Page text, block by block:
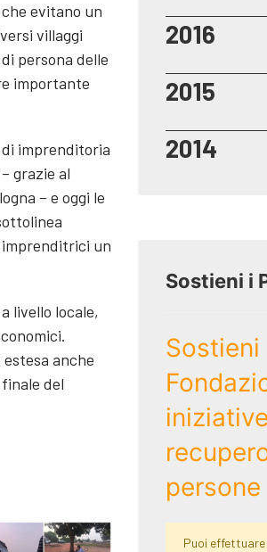
evitano un
villaggi
persona delle
importante
imprenditoria
grazie al
– e oggi le
imprenditrici un
livello locale,
anche
del
2016
2015
2014
Sostieni i
Sostieni
Puoi effettuare